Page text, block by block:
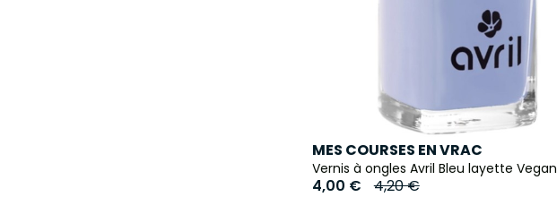
MES COURSES EN VRAC
Vernis à ongles Avril Bleu layette Vegan
4,00 € 4,20 €